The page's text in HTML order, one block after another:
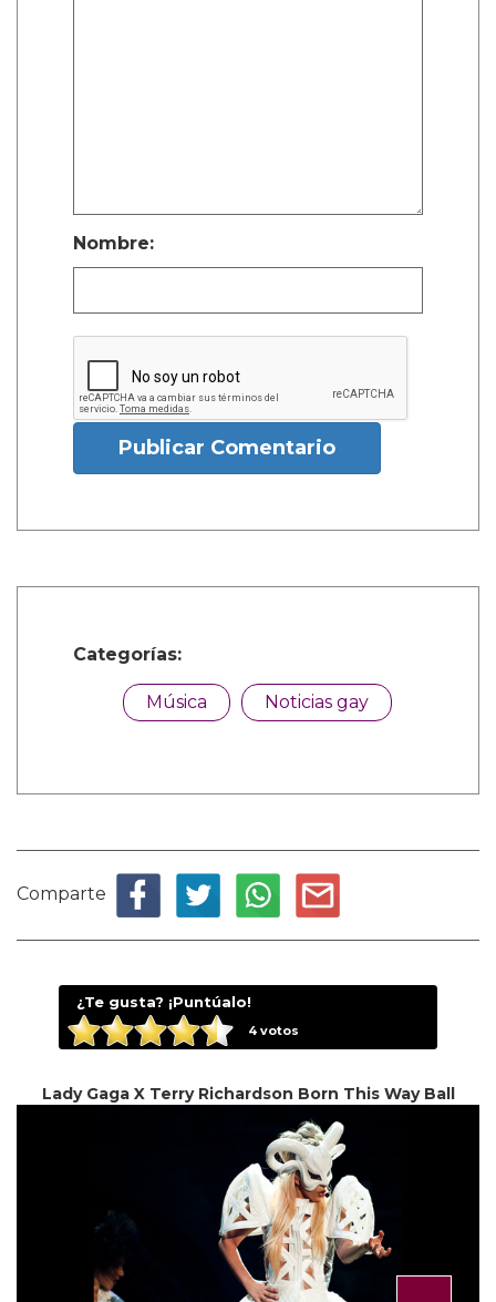
Nombre:
Publicar Comentario
Categorías:
Música Noticias gay
Comparte
¿Te gusta? ¡Puntúalo!
4votos
Lady Gaga X Terry Richardson Born This Way Ball